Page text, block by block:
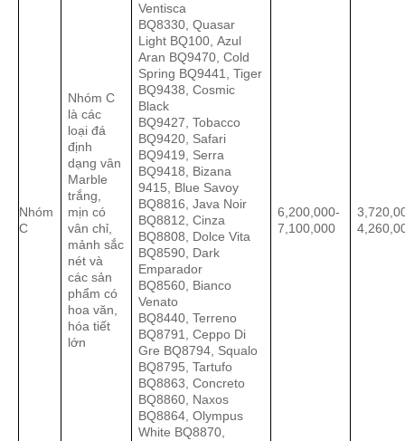
Nhóm
C
Nhóm C
là các
loại đá
định
dạng vân
Marble
trắng,
mịn có
vân chỉ,
mảnh sắc
nét và
các sản
phẩm có
hoa văn,
hóa tiết
lớn
Ventisca
BQ8330, Quasar
Light BQ100, Azul
Aran BQ9470, Cold
Spring BQ9441, Tiger
BQ9438, Cosmic
Black
BQ9427, Tobacco
BQ9420, Safari
BQ9419, Serra
BQ9418, Bizana
9415, Blue Savoy
BQ8816, Java Noir
BQ8812, Cinza
BQ8808, Dolce Vita
BQ8590, Dark
Emparador
BQ8560, Bianco
Venato
BQ8440, Terreno
BQ8791, Ceppo Di
Gre BQ8794, Squalo
BQ8795, Tartufo
BQ8863, Concreto
BQ8860, Naxos
BQ8864, Olympus
White BQ8870,
6,200,000-
7,100,000